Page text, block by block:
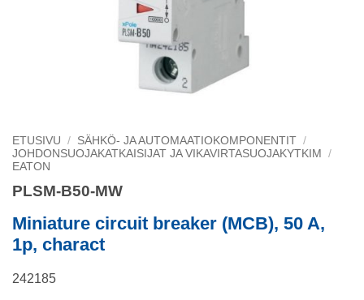
ETUSIVU / SÄHKÖ- JA AUTOMAATIOKOMPONENTIT /
JOHDONSUOJAKATKAISIJAT JA VIKAVIRTASUOJAKYTKIM
/
EATON
PLSM-B50-MW
Miniature circuit breaker (MCB), 50 A,
1p, charact
242185